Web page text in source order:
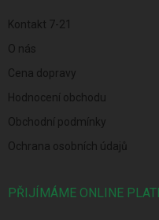
Kontakt 7-21
O nás
Cena dopravy
Hodnocení obchodu
Obchodní podmínky
Ochrana osobních údajů
PŘIJÍMÁME ONLINE